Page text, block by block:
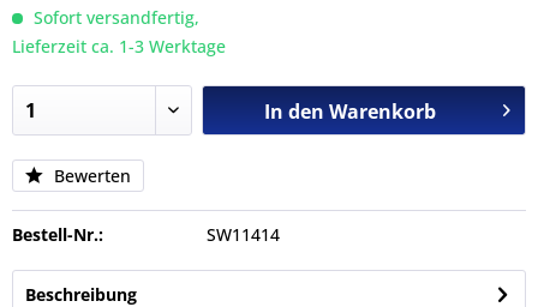
Sofort versandfertig,
Lieferzeit ca. 1-3 Werktage
In den Warenkorb
Bewerten
Bestell-Nr.: SW11414
Beschreibung